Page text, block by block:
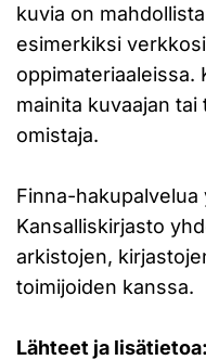
kuvia on
esimerkiksi
oppimateriaaleissa.
mainita kuvaajan
omistaja.
Finna-hakupalvelua
Kansalliskirjasto
arkistojen,
toimijoiden kanssa.
Lähteet ja lisätietoa: